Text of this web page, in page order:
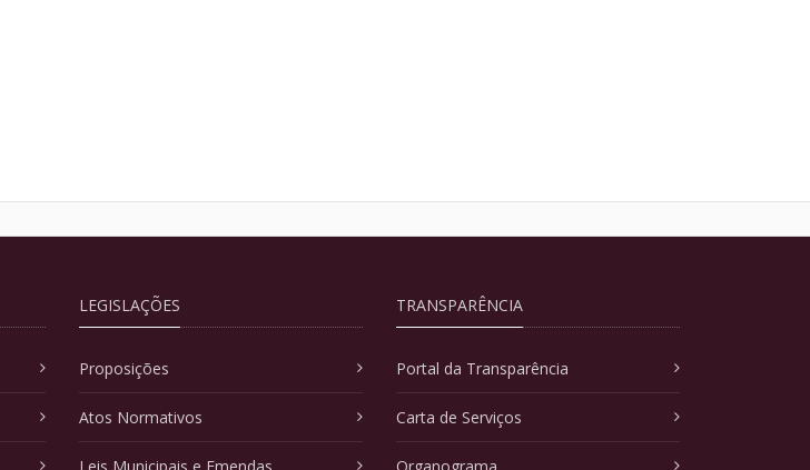
LEGISLAÇÕES
Proposições
Atos Normativos
Leis Municipais e Emendas
TRANSPARÊNCIA
Portal da Transparência
Carta de Serviços
Organograma